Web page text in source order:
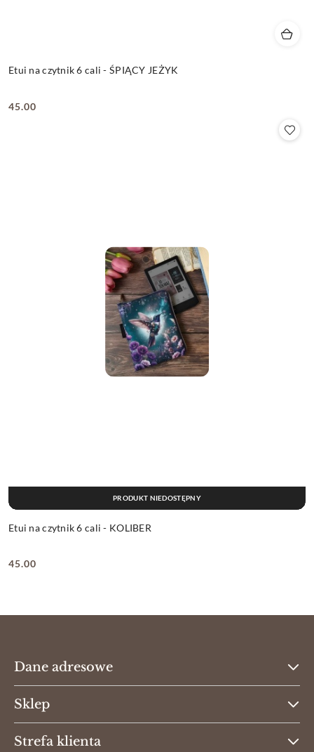
Etui na czytnik 6 cali - ŚPIĄCY JEŻYK
Cena:
45.00
Etui na czytnik 6 cali - KOLIBER
Cena:
45.00
PRODUKT NIEDOSTĘPNY
Dane adresowe
Sklep
Strefa klienta